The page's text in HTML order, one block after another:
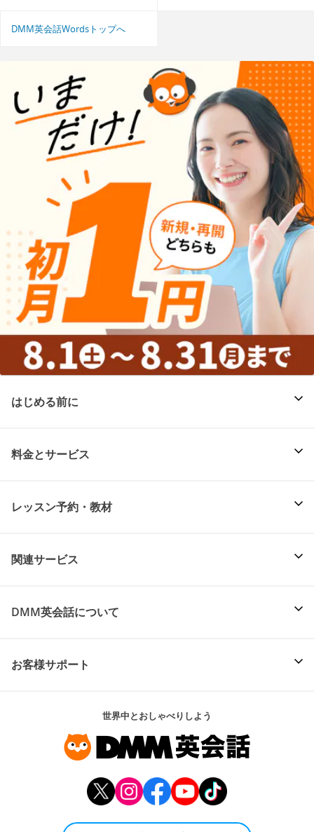
DMM英会話Wordsトップへ
はじめる前に
料金とサービス
レッスン予約・教材
関連サービス
DMM英会話について
お客様サポート
世界中とおしゃべりしよう